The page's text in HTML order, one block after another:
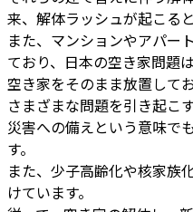
来、解体ラッシュが起こる
また、マンションやアパー
ており、日本の空き家問題は
空き家をそのまま放置して
さまざまな問題を引き起こ
災害への備えという意味で
す。
また、少子高齢化や核家族
けています。